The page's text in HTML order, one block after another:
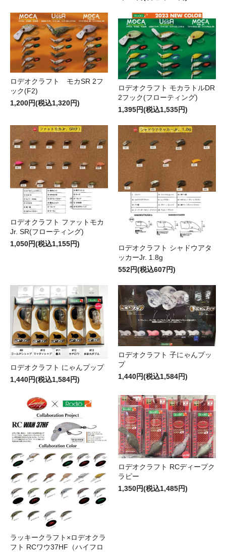
ロデオクラフト モカSR 2フ
ック(F2)
1,200円(税込1,320円)
ロデオクラフト モカラトルDR
2フック(フローティング)
1,395円(税込1,535円)
ロデオクラフト ファットモカ
Jr. SR(フローティング)
1,050円(税込1,155円)
ロデオクラフト シャドウアタ
ッカーJr. 1.8g
552円(税込607円)
ロデオクラフト にゃんプップ
1,440円(税込1,584円)
ロデオクラフト 子にゃんプッ
プ
1,440円(税込1,584円)
ラッキークラフト×ロデオクラ
フト RCワウ37HF（ハイフロ
ロデオクラフト RCディープク
ラピー
1,350円(税込1,485円)